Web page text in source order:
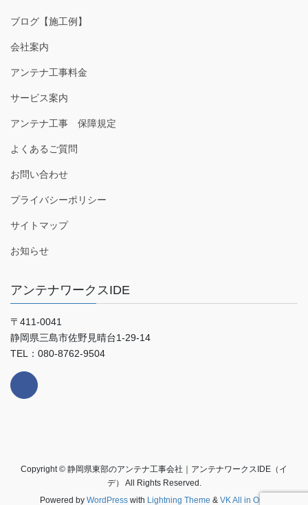
ブログ【施工例】
会社案内
アンテナ工事料金
サービス案内
アンテナ工事 保障規定
よくあるご質問
お問い合わせ
プライバシーポリシー
サイトマップ
お知らせ
アンテナワークスIDE
〒411-0041
静岡県三島市佐野見晴台1-29-14
TEL：080-8762-9504
Copyright © 静岡県東部のアンテナ工事会社｜アンテナワークスIDE（イ
デ） All Rights Reserved.
Powered by WordPresswith Lightning Theme & VK All in One